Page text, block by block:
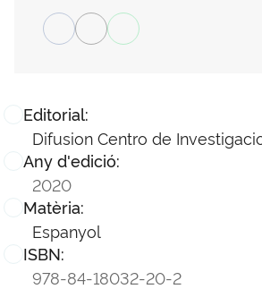
Editorial:
Difusion Centro de
Any d'edició:
2020
Matèria:
Espanyol
ISBN:
978-84-18032-20-2